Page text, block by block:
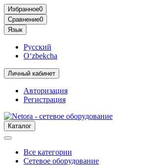
Избранное0
Сравнение0
Язык
Русский
O‘zbekcha
Личный кабинет
Авторизация
Регистрация
Каталог
Все категории
Сетевое оборудование